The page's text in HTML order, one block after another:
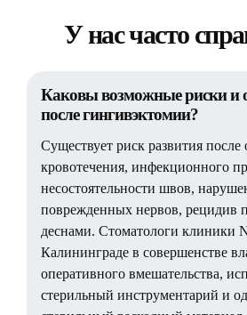
У нас часто
Каковы возможные риски и
после гингивэктомии?
Существует риск развития после
кровотечения, инфекционного
несостоятельности швов,
поврежденных нервов, рецидив
деснами. Стоматологи клиники
Калининграде в совершенстве
оперативного вмешательства,
стерильный инструментарий и